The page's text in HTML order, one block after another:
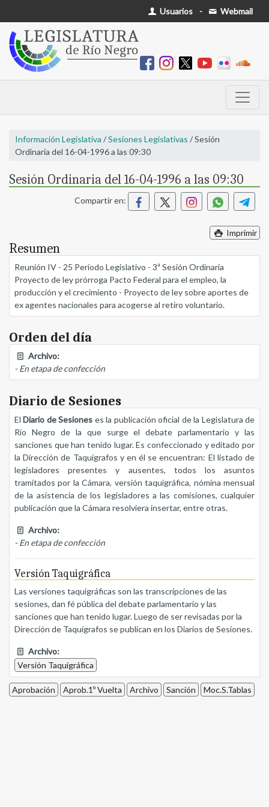
Usuarios - Webmail
Información Legislativa /Sesiones Legislativas / Sesión
Ordinaria del 16-04-1996 a las 09:30
Sesión Ordinaria del 16-04-1996 a las 09:30
Compartir en:
Imprimir
Resumen
Reunión IV - 25 Período Legislativo - 3ª Sesión Ordinaria
Proyecto de ley prórroga Pacto Federal para el empleo, la
producción y el crecimiento - Proyecto de ley sobre aportes de
ex agentes nacionales para acogerse al retiro voluntario.
Orden del día
Archivo:
- En etapa de confección
Diario de Sesiones
ElDiario de Sesiones es la publicación oficial de la Legislatura de
Río Negro de la que surge el debate parlamentario y las
sanciones que han tenido lugar. Es confeccionado y editado por
la Dirección de Taquígrafos y en él se encuentran: El listado de
legisladores presentes y ausentes, todos los asuntos
tramitados por la Cámara, versión taquigráfica, nómina mensual
de la asistencia de los legisladores a las comisiones, cualquier
publicación que la Cámara resolviera insertar, entre otras.
Archivo:
- En etapa de confección
Versión Taquigráfica
Las versiones taquigráficas son las transcripciones de las
sesiones, dan fé pública del debate parlamentario y las
sanciones que han tenido lugar. Luego de ser revisadas por la
Dirección de Taquígrafos se publican en los Diarios de Sesiones.
Archivo:
Versión Taquigráfica
Aprobación Aprob.1º Vuelta Archivo Sanción Moc.S.Tablas